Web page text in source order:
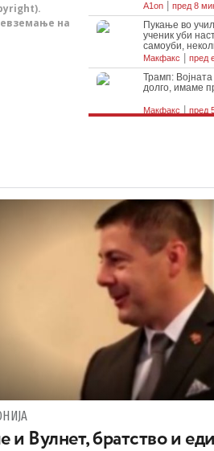
на
и Вулнет, братство и